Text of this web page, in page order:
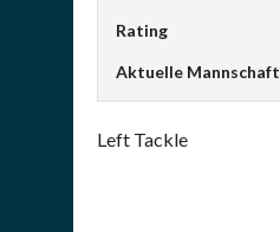
Rating
Aktuelle Mannschaft
Left Tackle